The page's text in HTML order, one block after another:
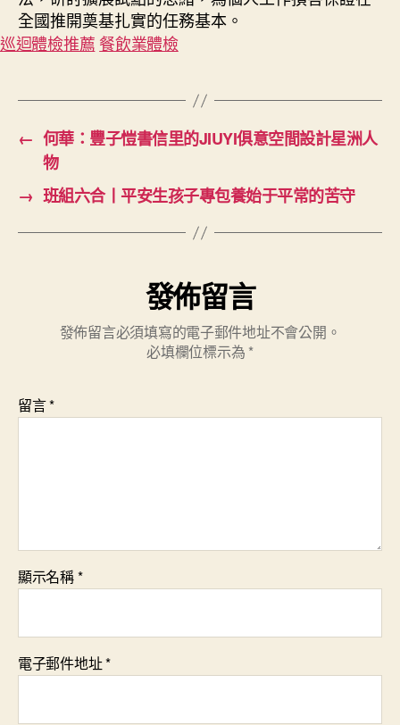
全國推開奠基扎實的任務基本。
巡迴體檢推薦 餐飲業體檢
← 何華：豐子愷書信里的JIUYI俱意空間設計星洲人
物
→ 班組六合丨平安生孩子專包養始于平常的苦守
發佈留言
發佈留言必須填寫的電子郵件地址不會公開。
必填欄位標示為 *
留言*
顯示名稱*
電子郵件地址*